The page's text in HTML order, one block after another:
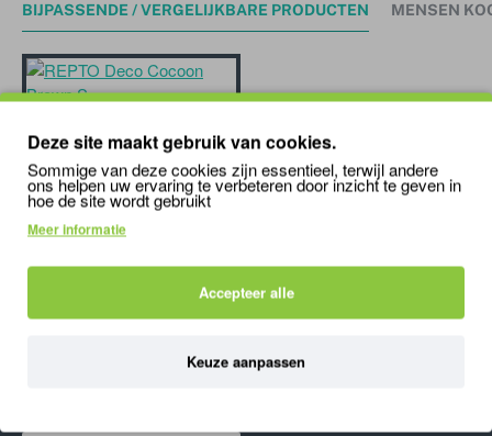
BIJPASSENDE / VERGELIJKBARE PRODUCTEN MENSEN
12,39
'); mywindow.document.close(); mywindow.focus();
setTimeout(function () { mywindow.print(); mywindow.close(); }, 500);
MEEST BEKEKEN
Deze site maakt gebruik van cookies.
Sommige van deze cookies zijn essentieel, terwijl andere
ons helpen uw ervaring te verbeteren door inzicht te geven in
hoe de site wordt gebruikt
Meer informatie
Accepteer alle
Keuze aanpassen